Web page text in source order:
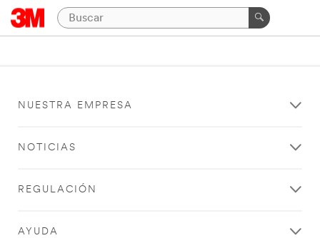
NUESTRA EMPRESA
NOTICIAS
REGULACIÓN
AYUDA